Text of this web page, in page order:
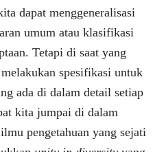
dapat menggeneralisasi
umum atau klasifikasi
Tetapi di saat yang
spesifikasi untuk
ada di dalam detail setiap
kita jumpai di dalam
pengetahuan yang sejati